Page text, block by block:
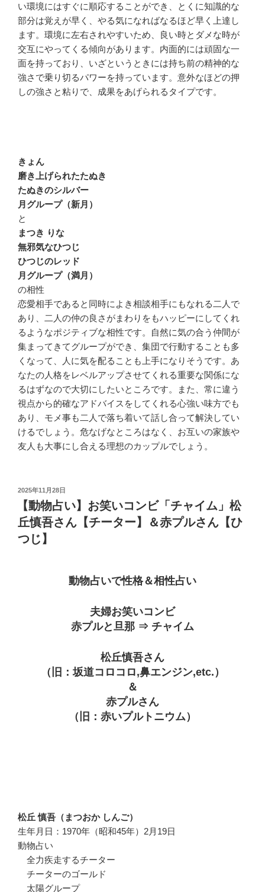
い環境にはすぐに順応することができ、とくに知識的な
部分は覚えが早く、やる気になればなるほど早く上達し
ます。環境に左右されやすいため、良い時とダメな時が
交互にやってくる傾向があります。内面的には頑固な一
面を持っており、いざというときには持ち前の精神的な
強さで乗り切るパワーを持っています。意外なほどの押
しの強さと粘りで、成果をあげられるタイプです。
きょん
磨き上げられたたぬき
たぬきのシルバー
月グループ（新月）
と
まつき りな
無邪気なひつじ
ひつじのレッド
月グループ（満月）
の相性
恋愛相手であると同時によき相談相手にもなれる二人で
あり、二人の仲の良さがまわりをもハッピーにしてくれ
るようなポジティブな相性です。自然に気の合う仲間が
集まってきてグループができ、集団で行動することも多
くなって、人に気を配ることも上手になりそうです。あ
なたの人格をレベルアップさせてくれる重要な関係にな
るはずなので大切にしたいところです。また、常に違う
視点から的確なアドバイスをしてくれる心強い味方でも
あり、モメ事も二人で落ち着いて話し合って解決してい
けるでしょう。危なげなところはなく、お互いの家族や
友人も大事にし合える理想のカップルでしょう。
投
日:
2025年11月28日
【動物占い】お笑いコンビ「チャイム」松
丘慎吾さん【チーター】＆赤プルさん【ひ
つじ】
動物占いで性格＆相性占い
夫婦お笑いコンビ
赤プルと旦那 ⇒ チャイム
松丘慎吾さん
（旧：坂道コロコロ,鼻エンジン,etc.）
＆
赤プルさん
（旧：赤いプルトニウム）
松丘 慎吾（まつおか しんご）
生年月日：1970年（昭和45年）2月19日
動物占い
全力疾走するチーター
チーターのゴールド
太陽グループ